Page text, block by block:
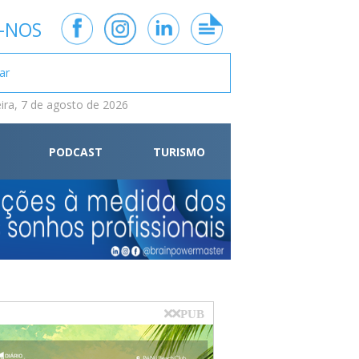
7 de agosto de 2026
PODCAST TURISMO
PUB